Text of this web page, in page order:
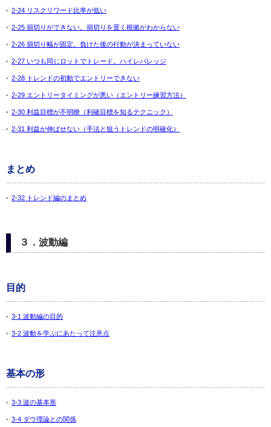
2-24 リスクリワード比率が低い
2-25 損切りができない。損切りを置く根拠がわからない
2-26 損切り幅が固定。負けた後の行動が決まっていない
2-27 いつも同じロットでトレード。ハイレバレッジ
2-28 トレンドの初動でエントリーできない
2-29 エントリータイミングが悪い（エントリー練習方法）
2-30 利益目標が不明瞭（利確目標を知るテクニック）
2-31 利益が伸ばせない（手法と狙うトレンドの明確化）
まとめ
2-32 トレンド編のまとめ
３．波動編
目的
3-1 波動編の目的
3-2 波動を学ぶにあたって注意点
基本の形
3-3 波の基本形
3-4 ダウ理論との関係